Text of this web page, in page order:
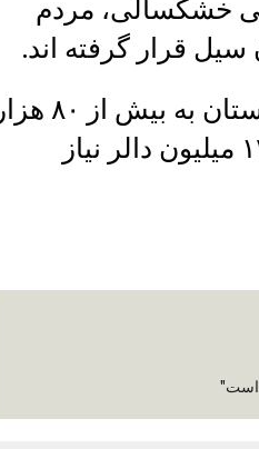
خشکسالی، مردم
قرار گرفته اند.
برنامه جهانی غذا می‌گوید براثر سیلاب در شمال افغانستان به بیش از ۸۰ هزار
نفر آسیب دیده که برای مقابله با پیامدهای سیلاب به ۱۴ میلیون دالر نیاز